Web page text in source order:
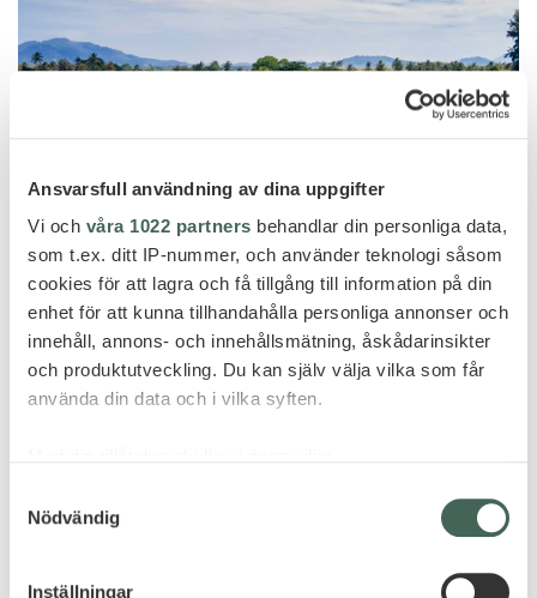
Ansvarsfull användning av dina uppgifter
Vi och våra 1022 partners behandlar din personliga data,
som t.ex. ditt IP-nummer, och använder teknologi såsom
cookies för att lagra och få tillgång till information på din
enhet för att kunna tillhandahålla personliga annonser och
innehåll, annons- och innehållsmätning, åskådarinsikter
och produktutveckling. Du kan själv välja vilka som får
använda din data och i vilka syften.
som kan ha en noggrannhet på upp till flera meter
Nödvändig
Inställningar
Phang Nga